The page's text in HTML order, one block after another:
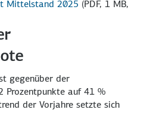
Mittelstand 2025 (PDF, 1 MB,
gegenüber der
Prozentpunkte auf41 %
der Vorjahre setzte sich